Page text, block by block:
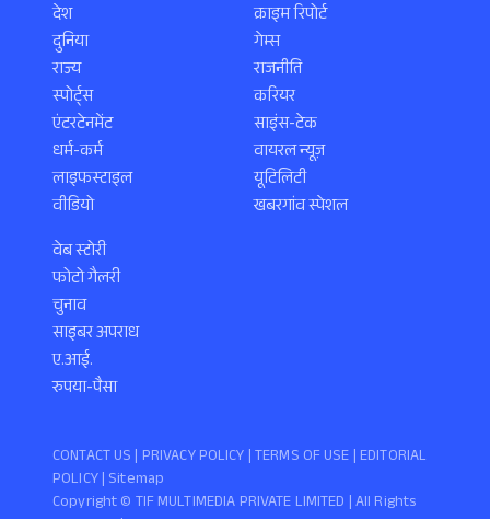
देश
दुनिया
राज्य
स्पोर्ट्स
एंटरटेनमेंट
धर्म-कर्म
लाइफस्टाइल
वीडियो
क्राइम रिपोर्ट
गेम्स
राजनीति
करियर
साइंस-टेक
वायरल न्यूज़
यूटिलिटी
खबरगांव स्पेशल
वेब स्टोरी
फोटो गैलरी
चुनाव
साइबर अपराध
ए.आई.
रुपया-पैसा
Copyright ©️ TIF MULTIMEDIA PRIVATE LIMITED | All Rights
CONTACT US | PRIVACY POLICY |TERMS OF USE | EDITORIAL
POLICY| Sitemap